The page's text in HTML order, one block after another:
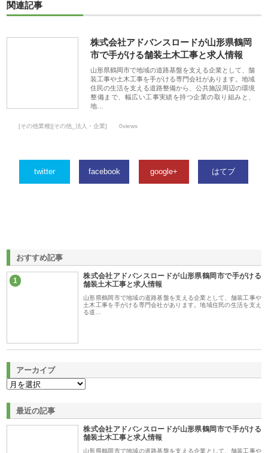
関連記事
株式会社アドバンスロードが山形県鶴岡
市で手がける舗装土木工事と求人情報
山形県鶴岡市で地域の道路基盤を支える企業として、舗
装工事や土木工事を手がける専門会社があります。地域
住民の生活を支える道路整備から、公共施設周辺の環境
整備まで、幅広い工事実績を持つ企業の取り組みと、
地…
[その他業種][その他_法人・企業] 0views
twitter facebook google+ はてブ
おすすめ記事
1
株式会社アドバンスロードが山形県鶴岡市で手がける
舗装土木工事と求人情報
山形県鶴岡市で地域の道路基盤を支える企業として、舗装工事や
土木工事を手がける専門会社があります。地域住民の生活を支え
る道…
アーカイブ
最近の記事
株式会社アドバンスロードが山形県鶴岡市で手がける
舗装土木工事と求人情報
山形県鶴岡市で地域の道路基盤を支える企業として、舗装工事や